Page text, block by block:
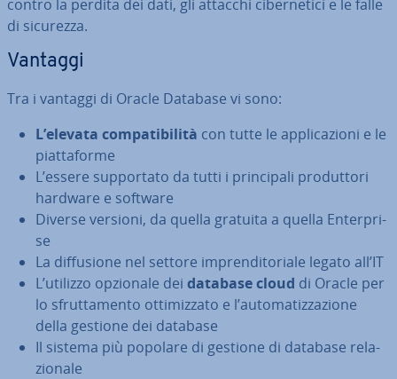
contro la perdita dei dati, gli attacchi ci­ber­ne­ti­ci e le falle
di sicurezza.
Vantaggi
Tra i vantaggi di Oracle Database vi sono:
L’elevata com­pa­ti­bi­li­tà con tutte le ap­pli­ca­zio­ni e le
piat­ta­for­me
L’essere sup­por­ta­to da tutti i prin­ci­pa­li pro­dut­to­ri
hardware e software
Diverse versioni, da quella gratuita a quella En­ter­pri­
se
La dif­fu­sio­ne nel settore im­pren­di­to­ria­le legato all’IT
L’utilizzo opzionale dei database cloud di Oracle per
lo sfrut­ta­men­to ot­ti­miz­za­to e l’au­to­ma­tiz­za­zio­ne
della gestione dei database
Il sistema più popolare di gestione di database re­la­
zio­na­le